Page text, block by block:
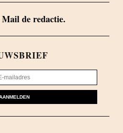
Mail de redactie.